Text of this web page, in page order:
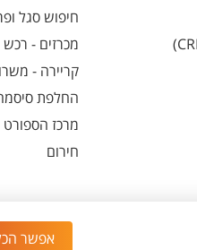
חיפוש סגל
מכרזים - רכש
קריירה -
החלפת
מרכז
חירום